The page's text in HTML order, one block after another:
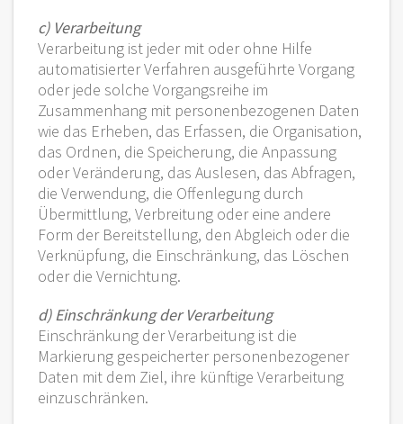
c) Verarbeitung
Verarbeitung ist jeder mit oder ohne Hilfe
automatisierter Verfahren ausgeführte Vorgang
oder jede solche Vorgangsreihe im
Zusammenhang mit personenbezogenen Daten
wie das Erheben, das Erfassen, die Organisation,
das Ordnen, die Speicherung, die Anpassung
oder Veränderung, das Auslesen, das Abfragen,
die Verwendung, die Offenlegung durch
Übermittlung, Verbreitung oder eine andere
Form der Bereitstellung, den Abgleich oder die
Verknüpfung, die Einschränkung, das Löschen
oder die Vernichtung.
d) Einschränkung der Verarbeitung
Einschränkung der Verarbeitung ist die
Markierung gespeicherter personenbezogener
Daten mit dem Ziel, ihre künftige Verarbeitung
einzuschränken.